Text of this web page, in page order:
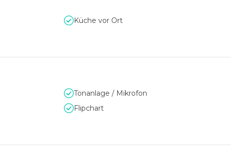
ist der Konferenzbereich des Hotels für Seminare, Tagungen
da unterstützt Sie das professionelle Team vor Ort.
jedes Format – vom Meeting
Sie Platz für kleine Events mit 10 Personen sowie große
sind mit neuer Veranstaltungstechnik ausgestattet,
preislich und inhaltlich unterschiedlichen Pauschalen wählen.
Küche vor Ort
Tonanlage / Mikrofon
Flipchart